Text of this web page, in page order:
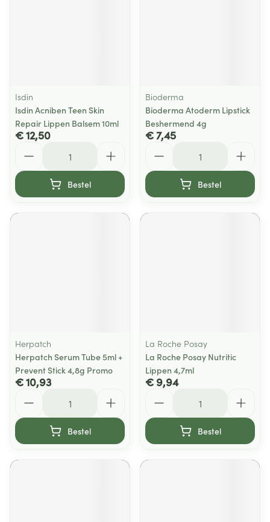
Isdin
Isdin Acniben Teen Skin
Repair Lippen Balsem 10ml
€ 12,50
Bestel
Bioderma
Bioderma Atoderm Lipstick
Beshermend 4g
€ 7,45
Bestel
Herpatch
Herpatch Serum Tube 5ml +
Prevent Stick 4,8g Promo
€ 10,93
Bestel
La Roche Posay
La Roche Posay Nutritic
Lippen 4,7ml
€ 9,94
Bestel